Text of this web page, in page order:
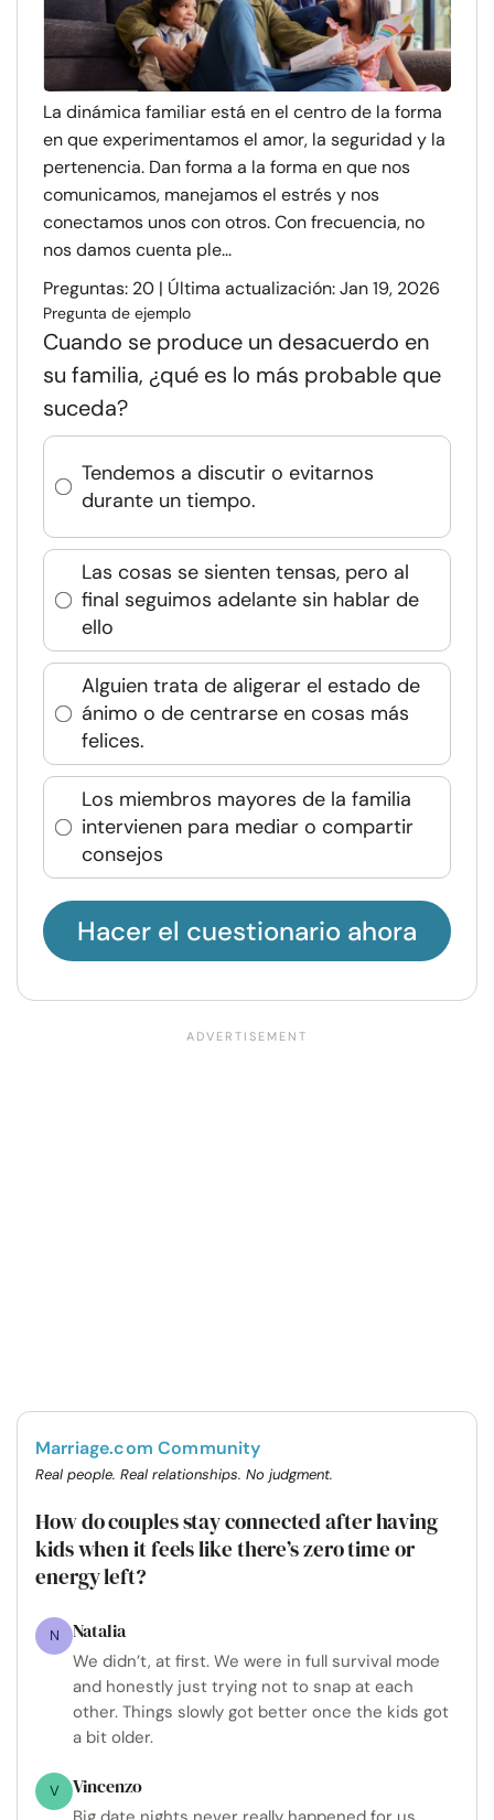
La dinámica familiar está en el centro de la forma
en que experimentamos el amor, la seguridad y la
pertenencia. Dan forma a la forma en que nos
comunicamos, manejamos el estrés y nos
conectamos unos con otros. Con frecuencia, no
nos damos cuenta ple...
Preguntas: 20 | Última actualización: Jan 19, 2026
Pregunta de ejemplo
Cuando se produce un desacuerdo en
su familia, ¿qué es lo más probable que
suceda?
Tendemos a discutir o evitarnos
durante un tiempo.
Las cosas se sienten tensas, pero al
final seguimos adelante sin hablar de
ello
Alguien trata de aligerar el estado de
ánimo o de centrarse en cosas más
felices.
Los miembros mayores de la familia
intervienen para mediar o compartir
consejos
Hacer el cuestionario ahora
Marriage.com Community
Real people. Real relationships. No judgment.
How do couples stay connected after having
kids when it feels like there’s zero time or
energy left?
N Natalia
We didn’t, at first. We were in full survival mode
and honestly just trying not to snap at each
other. Things slowly got better once the kids got
a bit older.
V Vincenzo